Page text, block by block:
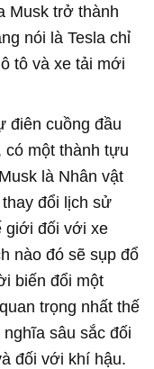
Musk trở thành
nói là Tesla chỉ
tô và xe tải mới
điên cuồng đầu
một thành tựu
là Nhân vật
đổi lịch sử
giới đối với xe
nào đó sẽ sụp đổ
biến đổi một
trọng nhất thế
sâu sắc đối
đối với khí hậu.